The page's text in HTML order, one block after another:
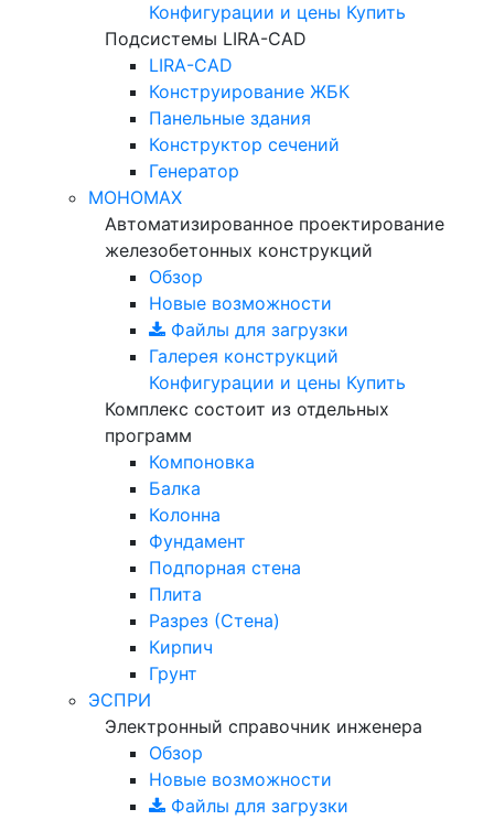
Конфигурации и цены Купить
Подсистемы LIRA-CAD
LIRA-CAD
Конструирование ЖБК
Панельные здания
Конструктор сечений
Генератор
МОНОМАХ
Автоматизированное проектирование
железобетонных конструкций
Обзор
Новые возможности
Файлы для загрузки
Галерея конструкций
Конфигурации и цены Купить
Комплекс состоит из отдельных
программ
Компоновка
Балка
Колонна
Фундамент
Подпорная стена
Плита
Разрез (Стена)
Кирпич
Грунт
ЭСПРИ
Электронный справочник инженера
Обзор
Новые возможности
Файлы для загрузки